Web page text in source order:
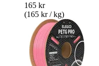
165 kr
(165 kr / kg)